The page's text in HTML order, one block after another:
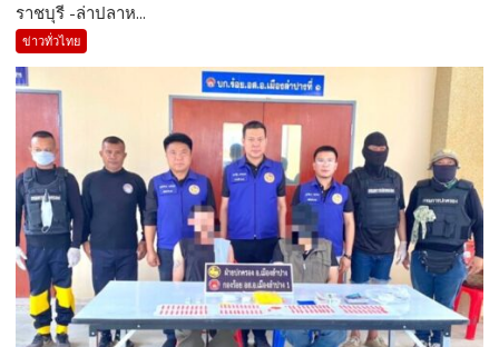
ราชบุรี -ล่าปลาห...
ข่าวทั่วไทย